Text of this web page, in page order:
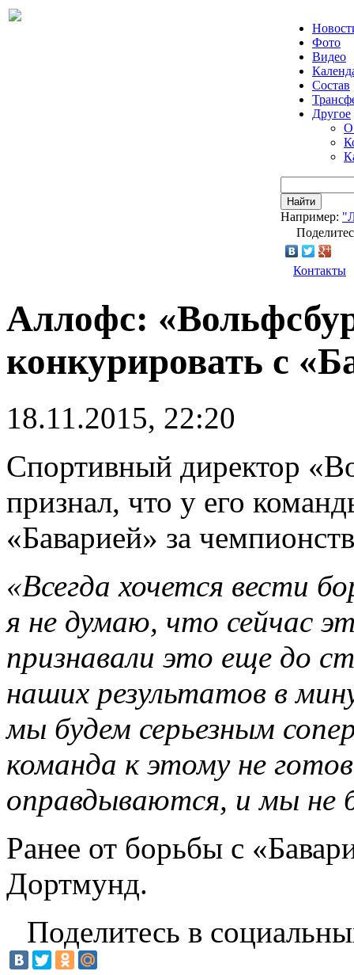
Фото
Видео
Состав
Другое
О
Найти
Например:
Контакты
Аллофс:
конкурировать с
18.11.2015, 22:20
Спортивный директор
признал, что у его
«Баварией» за
«Всегда хочется вести
я не думаю, что сейчас
признавали это еще до
наших результатов в
мы будем серьезным
команда к этому не
оправдываются, и мы не
Ранее от борьбы с
Дортмунд.
Поделитесь в